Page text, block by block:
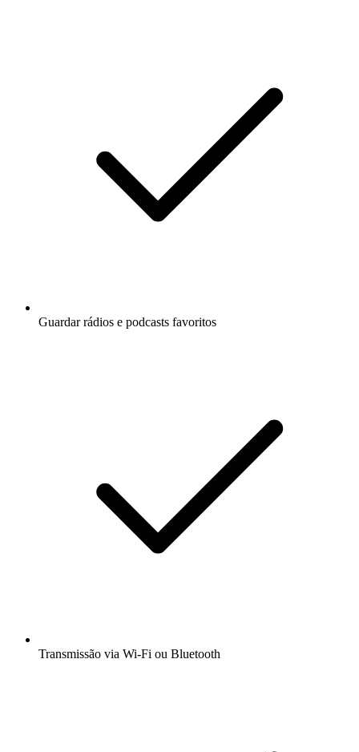
Guardar rádios e podcasts favoritos
Transmissão via Wi-Fi ou Bluetooth